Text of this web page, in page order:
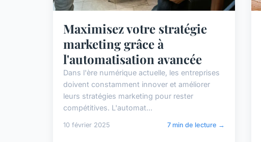
Maximisez votre stratégie
marketing grâce à
l'automatisation avancée
Dans l'ère numérique actuelle, les entreprises
doivent constamment innover et améliorer
leurs stratégies marketing pour rester
compétitives. L'automat...
10 février 2025 7 min de lecture →